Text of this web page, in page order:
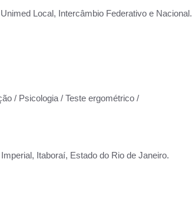
Unimed Local, Intercâmbio Federativo e Nacional.
/ Psicologia / Teste ergométrico /
Itaboraí, Estado do Rio de Janeiro.